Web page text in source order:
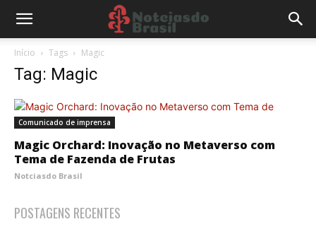
Início Tags Magic
Tag: Magic
Comunicado de imprensa
Magic Orchard: Inovação no Metaverso com
Tema de Fazenda de Frutas
Notciasdo Brasil
POSTAGENS RECENTES